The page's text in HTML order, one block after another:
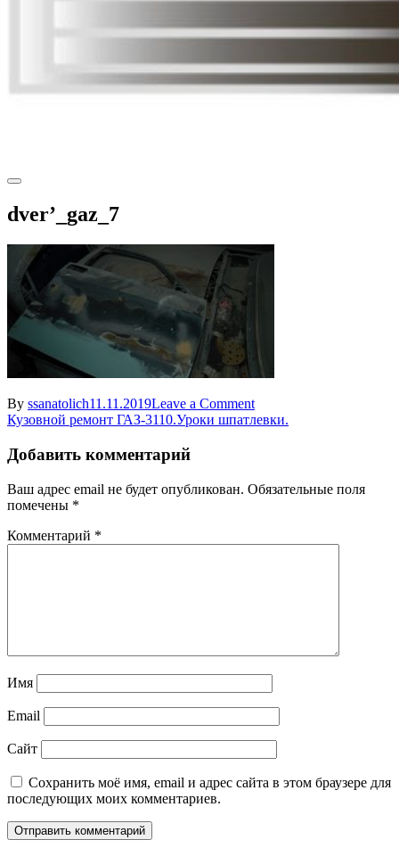
dver’_gaz_7
By ssanatolich11.11.2019Leave a Commenton
dver’_gaz_7
Навигация
по
записям
Кузовной ремонт ГАЗ-3110.Уроки шпатлевки.
Добавить комментарий
Ваш адрес email не будет опубликован. Обязательные поля
помечены *
Комментарий *
Имя
Email
Сайт
Сохранить моё имя, email и адрес сайта в этом браузере для
последующих моих комментариев.